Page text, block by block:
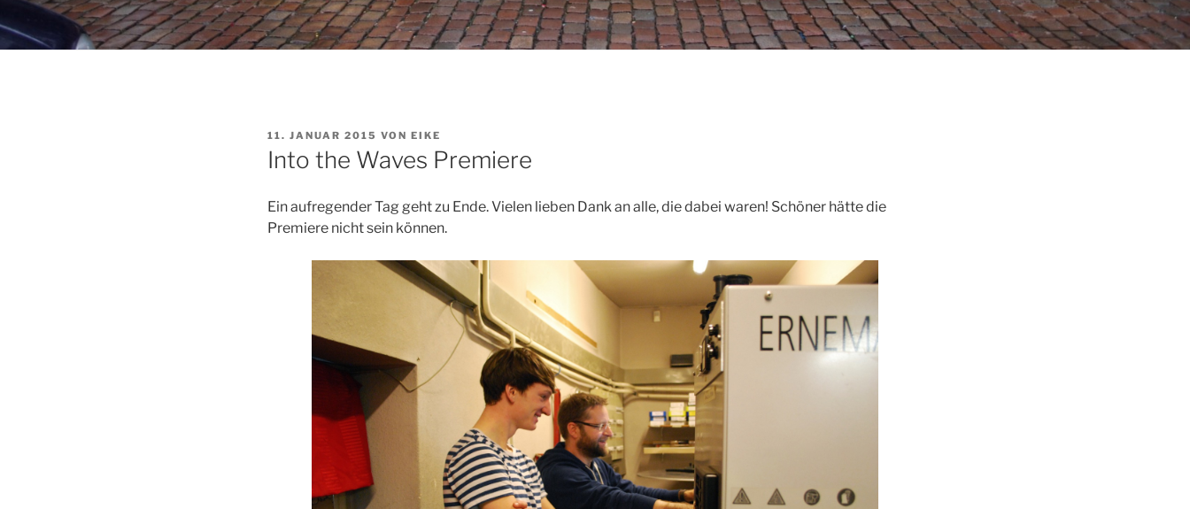
VERÖFFENTLICHT
AM
11. JANUAR 2015 VON EIKE
Into the Waves Premiere
Ein aufregender Tag geht zu Ende. Vielen lieben Dank an alle, die dabei waren! Schöner hätte die
Premiere nicht sein können.